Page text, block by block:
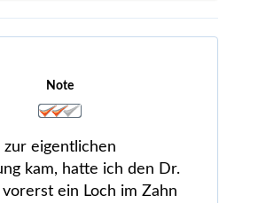
Note
zur eigentlichen
kam, hatte ich den Dr.
ein Loch im Zahn